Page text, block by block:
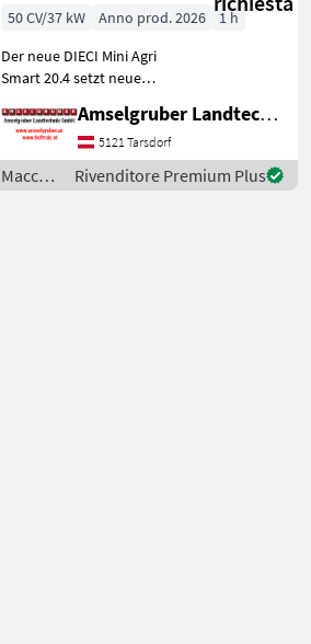
ELEKTRO
Teleskoplader
TOP
50 CV/37 kW Anno prod. 2026
1 h
Der neue DIECI Mini Agri
Smart 20.4 setzt neue
Teleskopladermarkt. 100 %
Elektro! -Größte Kabine
(Baugleich vom Modell 26.6
Mini Agri) -Echt
Amselgruber Landtechnik GmbH
5121 Tarsdorf
Macchine
edili /
Rivenditore Premium Plus